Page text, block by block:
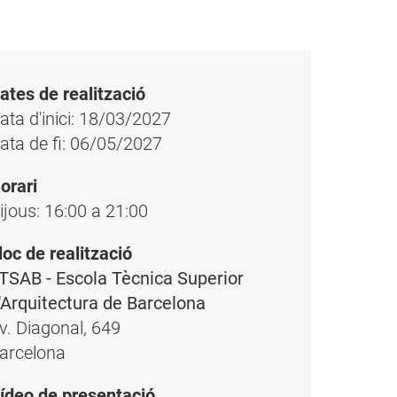
de realització
d'inici: 18/03/2027
de fi: 06/05/2027
16:00 a 21:00
de realització
- Escola Tècnica Superior
de Barcelona
Diagonal, 649